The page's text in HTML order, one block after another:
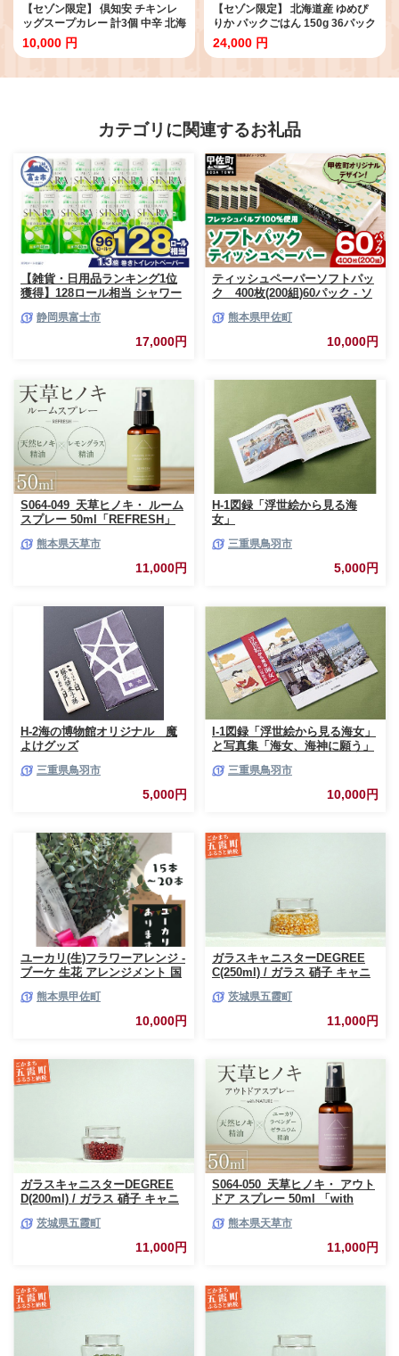
【セゾン限定】 倶知安 チキンレ
ッグスープカレー 計3個 中辛 北海
道 レトルト 食品 チキンカレー ス
ープカレー 野菜 じゃがいも 鶏 チ
ー お肉 牛肉 加工食品 惣菜
10,000 円
【セゾン限定】 北海道産 ゆめぴ
りか パックごはん 150g 36パック
米 ホクレン 白米 ご飯 パック まと
め買い 簡単 レンジ 仕送り 備蓄 常
ルト ごはんパック
24,000 円
カテゴリに関連するお礼品
【雑貨・日用品ランキング1位
獲得】128ロール相当 シャワー
ー ダブル プレミアムシンラ 96
ロール (12R×8パック) 配達時間
指定可能 1.3倍巻き トイレット
ーパー 人気 おすすめ [sf001-
012]
静岡県富士市
17,000円
ティッシュペーパーソフトパッ
ク 400枚(200組)60パック - ソ
ー 生活用品 雑貨 日用品 必需品
紙 常備品 まとめ買い 備蓄 防災
ストック 熊本県 甲佐町【ZC】
熊本県甲佐町
10,000円
S064-049_天草ヒノキ・ ルーム
スプレー 50ml「REFRESH」
熊本県天草市
11,000円
H-1図録「浮世絵から見る海
女」
三重県鳥羽市
5,000円
H-2海の博物館オリジナル 魔
よけグッズ
三重県鳥羽市
5,000円
I-1図録「浮世絵から見る海女」
と写真集「海女、海神に願う」
三重県鳥羽市
10,000円
ユーカリ(生)フラワーアレンジ -
ブーケ 生花 アレンジメント 国
ンテリア 虫よけ作用 人気 おす
熊本県甲佐町
10,000円
ガラスキャニスターDEGREE
C(250ml) / ガラス 硝子 キャニ
耐熱 一生もの 職人 こだわり
JIDA デザインミュージアムセ
レクション 茨城県 五霞町
茨城県五霞町
11,000円
ガラスキャニスターDEGREE
D(200ml) / ガラス 硝子 キャニ
耐熱 一生もの 職人 こだわり
JIDA デザインミュージアムセ
レクション 茨城県 五霞町
茨城県五霞町
11,000円
S064-050_天草ヒノキ・ アウト
ドア スプレー 50ml 「with
熊本県天草市
11,000円